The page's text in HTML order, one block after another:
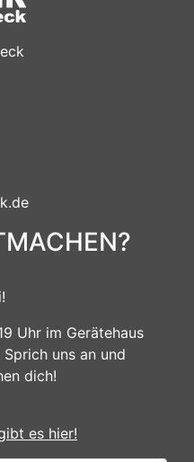
Uhr im Gerätehaus
uns an und
dich!
es hier!